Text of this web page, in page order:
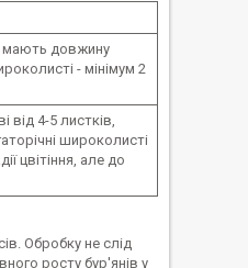
мають довжину
- мінімум 2
від 4-5 листків,
широколисті
цвітіння, але до
Обробку не слід
росту бур'янів у